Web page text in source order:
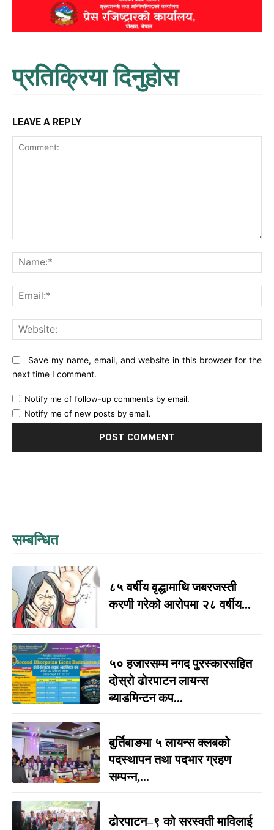
प्रतिक्रिया दिनुहोस
LEAVE A REPLY
Save my name, email, and website in this browser for the
next time I comment.
Notify me of follow-up comments by email.
Notify me of new posts by email.
सम्बन्धित
८५ वर्षीय वृद्धामाथि जबरजस्ती
करणी गरेको आरोपमा २८ वर्षीय...
५० हजारसम्म नगद पुरस्कारसहित
दोस्रो ढोरपाटन लायन्स
ब्याडमिन्टन कप...
बुर्तिबाङमा ५ लायन्स क्लबको
पदस्थापन तथा पदभार ग्रहण
सम्पन्न,...
ढोरपाटन–९ को सरस्वती माविलाई